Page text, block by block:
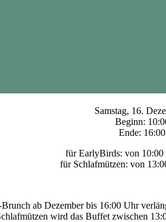
Samstag, 16.
Beginn:
Ende:
für EarlyBirds: von
für Schlafmützen: von
ab Dezember bis 16:00 Uhr
wird das Buffet zwischen